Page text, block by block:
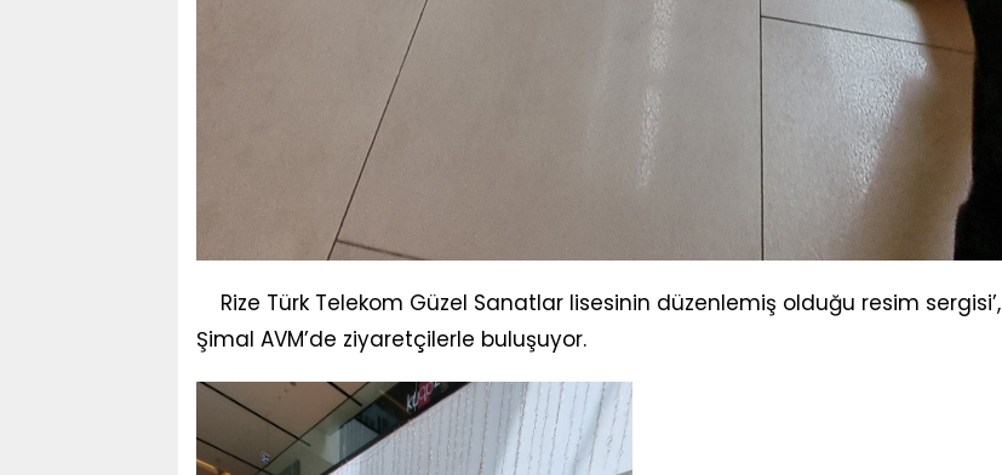
Rize Türk Telekom Güzel Sanatlar lisesinin düzenlemiş olduğu resim sergisi’,
Şimal AVM’de ziyaretçilerle buluşuyor.